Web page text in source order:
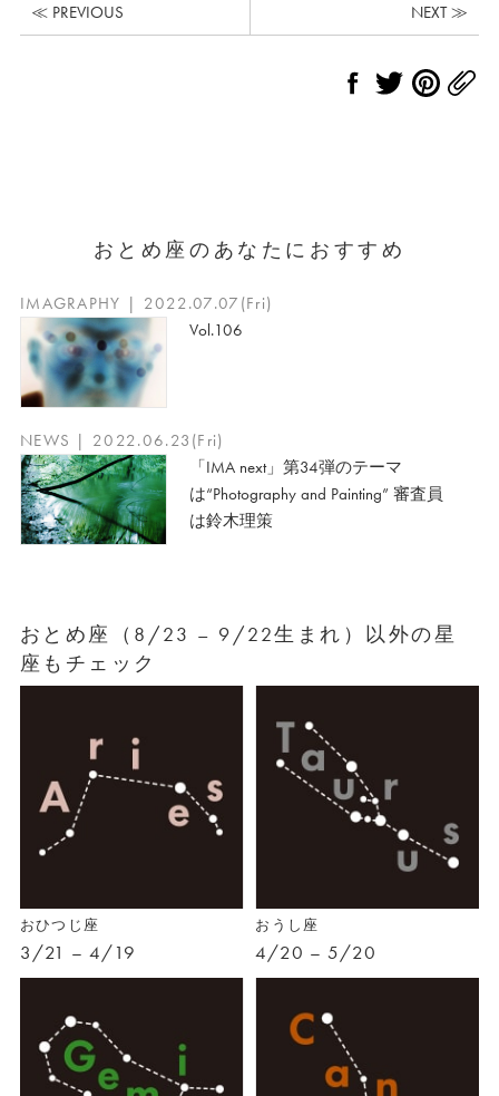
≪ PREVIOUS NEXT ≫
おとめ座のあなたにおすすめ
IMAGRAPHY | 2022.07.07(Fri)
Vol.106
NEWS | 2022.06.23(Fri)
「IMA next」第34弾のテーマ
は“Photography and Painting” 審査員
は鈴木理策
おとめ座（8/23 – 9/22生まれ）以外の星
座もチェック
おひつじ座
3/21 – 4/19
おうし座
4/20 – 5/20